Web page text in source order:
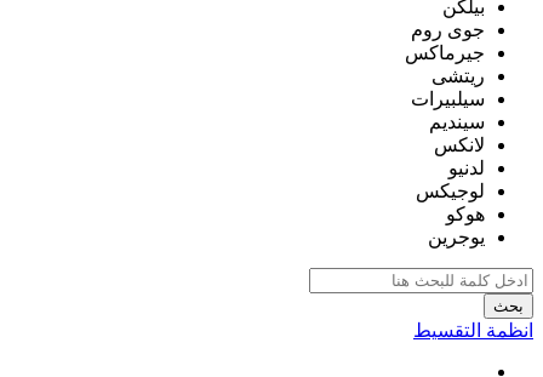
بيلكن
جوى روم
جيرماكس
ريتشى
سيلبيرات
سينديم
لانكس
لدنيو
لوجيكس
هوكو
يوجرين
بحث
انظمة التقسيط